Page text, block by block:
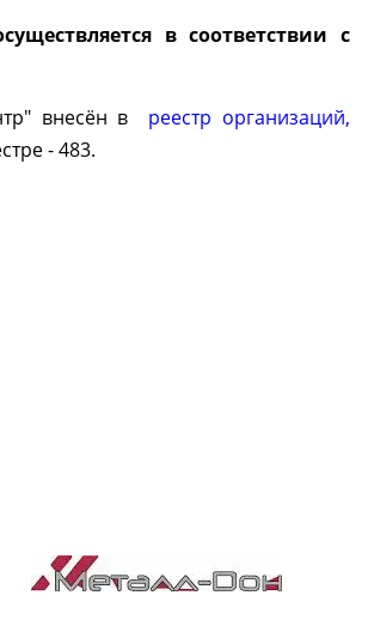
в соответствии с
внесён в реестр организаций,
- 483.